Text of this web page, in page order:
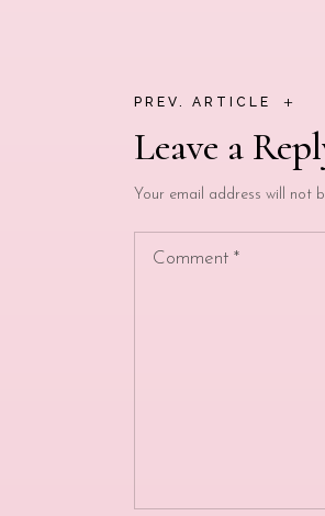
PREV. ARTICLE +
Leave a
Your email address will not